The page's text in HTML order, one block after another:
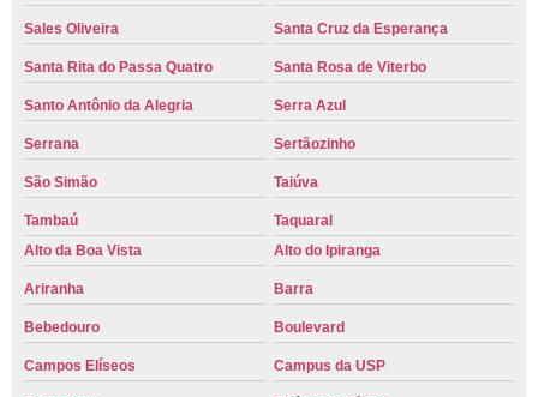
Sales Oliveira Santa Cruz da Esperança
Santa Rita do Passa Quatro Santa Rosa de Viterbo
Santo Antônio da Alegria Serra Azul
Serrana Sertãozinho
São Simão Taiúva
Tambaú
Taquaral
Alto da Boa Vista
Alto do Ipiranga
Ariranha Barra
Bebedouro Boulevard
Campos Elíseos Campus da USP